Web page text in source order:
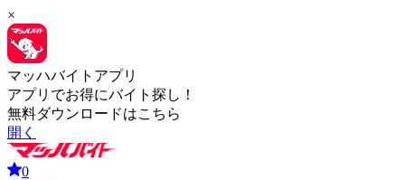
×
マッハバイトアプリ
アプリでお得にバイト探し！
無料ダウンロードはこちら
開く
0